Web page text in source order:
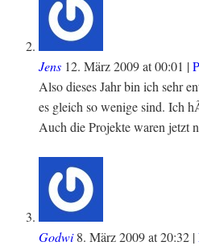
Jens 12. März 2009at00:01 |
Also dieses Jahr bin ich sehr
es gleich so wenige sind. Ich
Auch die Projekte waren jetzt
Godwi 8. März 2009at20:32 |